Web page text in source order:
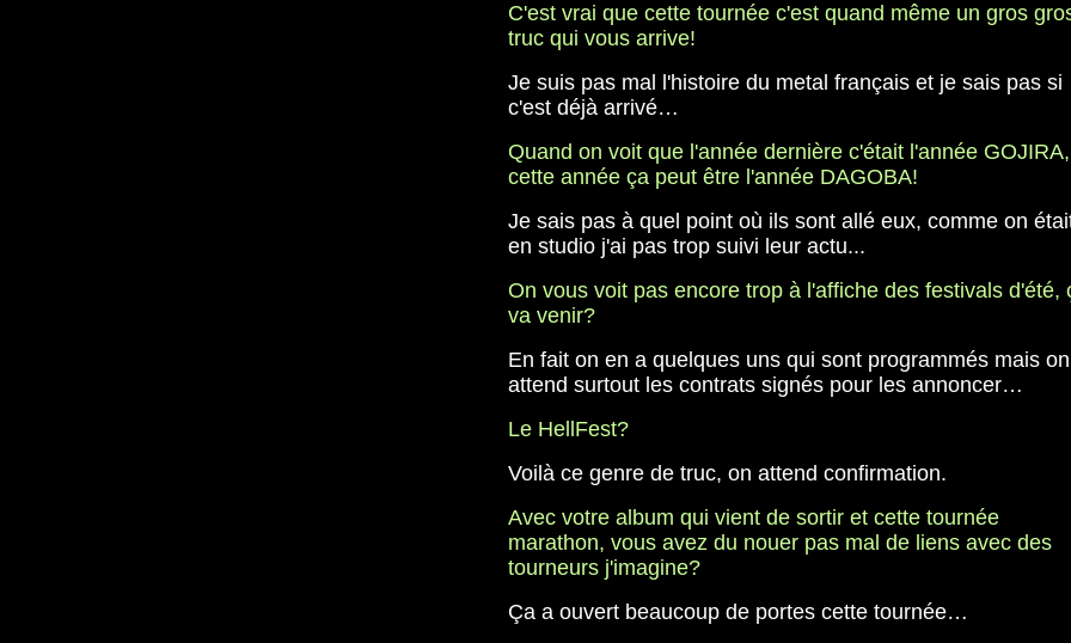
C'est vrai que cette tournée c'est quand même un gros
truc qui vous arrive!
Je suis pas mal l'histoire du metal français et je sais pas si
c'est déjà arrivé…
Quand on voit que l'année dernière c'était l'année GOJIRA,
cette année ça peut être l'année DAGOBA!
Je sais pas à quel point où ils sont allé eux, comme on
en studio j'ai pas trop suivi leur actu...
On vous voit pas encore trop à l'affiche des festivals d'été,
va venir?
En fait on en a quelques uns qui sont programmés mais on
attend surtout les contrats signés pour les annoncer…
Le HellFest?
Voilà ce genre de truc, on attend confirmation.
Avec votre album qui vient de sortir et cette tournée
marathon, vous avez du nouer pas mal de liens avec des
tourneurs j'imagine?
Ça a ouvert beaucoup de portes cette tournée…